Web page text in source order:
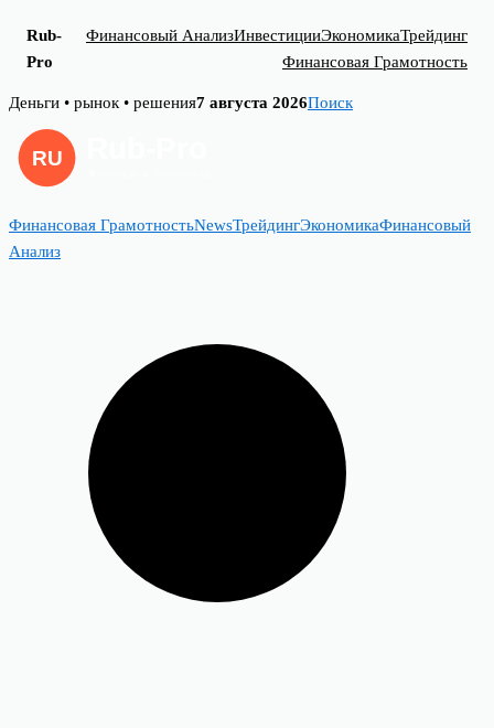
Rub-
Pro
Финансовый АнализИнвестицииЭкономикаТрейдинг
Финансовая Грамотность
Skip
content
Деньги • рынок • решения7 августа 2026Поиск
Финансовая ГрамотностьNewsТрейдингЭкономикаФинансовый
Анализ